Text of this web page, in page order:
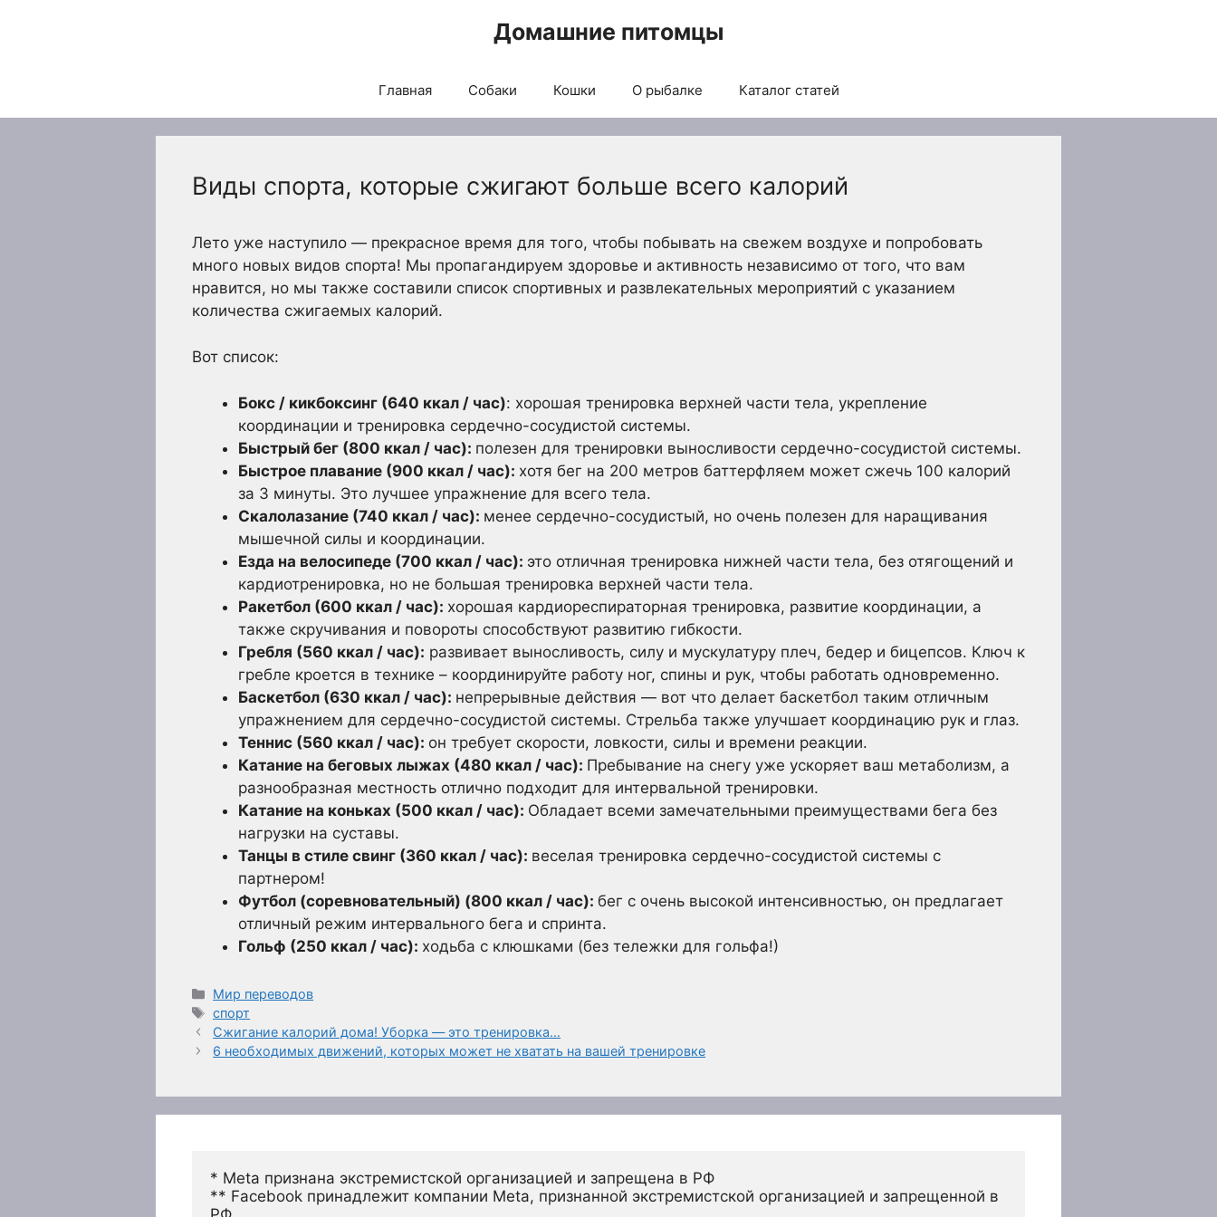
Домашние питомцы
Главная Собаки Кошки О рыбалке Каталог статей
Виды спорта, которые сжигают больше всего калорий
Лето уже наступило — прекрасное время для того, чтобы побывать на свежем воздухе и попробовать
много новых видов спорта! Мы пропагандируем здоровье и активность независимо от того, что вам
нравится, но мы также составили список спортивных и развлекательных мероприятий с указанием
количества сжигаемых калорий.
Вот список:
Бокс / кикбоксинг (640 ккал / час): хорошая тренировка верхней части тела, укрепление
координации и тренировка сердечно-сосудистой системы.
Быстрый бег (800 ккал / час): полезен для тренировки выносливости сердечно-сосудистой системы.
Быстрое плавание (900 ккал / час): хотя бег на 200 метров баттерфляем может сжечь 100 калорий
за 3 минуты. Это лучшее упражнение для всего тела.
Скалолазание (740 ккал / час): менее сердечно-сосудистый, но очень полезен для наращивания
мышечной силы и координации.
Езда на велосипеде (700 ккал / час): это отличная тренировка нижней части тела, без отягощений и
кардиотренировка, но не большая тренировка верхней части тела.
Ракетбол (600 ккал / час): хорошая кардиореспираторная тренировка, развитие координации, а
также скручивания и повороты способствуют развитию гибкости.
Гребля (560 ккал / час): развивает выносливость, силу и мускулатуру плеч, бедер и бицепсов. Ключ к
гребле кроется в технике – координируйте работу ног, спины и рук, чтобы работать одновременно.
Баскетбол (630 ккал / час): непрерывные действия — вот что делает баскетбол таким отличным
упражнением для сердечно-сосудистой системы. Стрельба также улучшает координацию рук и глаз.
Теннис (560 ккал / час): он требует скорости, ловкости, силы и времени реакции.
Катание на беговых лыжах (480 ккал / час): Пребывание на снегу уже ускоряет ваш метаболизм, а
разнообразная местность отлично подходит для интервальной тренировки.
Катание на коньках (500 ккал / час): Обладает всеми замечательными преимуществами бега без
нагрузки на суставы.
Танцы в стиле свинг (360 ккал / час): веселая тренировка сердечно-сосудистой системы с
партнером!
Футбол (соревновательный) (800 ккал / час): бег с очень высокой интенсивностью, он предлагает
отличный режим интервального бега и спринта.
Гольф (250 ккал / час): ходьба с клюшками (без тележки для гольфа!)
Рубрики
Мир переводов
Метки
спорт
Сжигание калорий дома! Уборка — это тренировка…
6 необходимых движений, которых может не хватать на вашей тренировке
* Meta признана экстремистской организацией и запрещена в РФ
** Facebook принадлежит компании Meta, признанной экстремистской организацией и запрещенной в